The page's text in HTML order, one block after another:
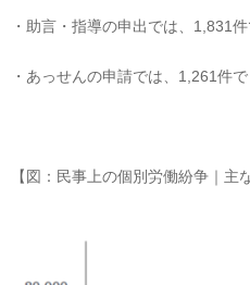
・助言・指導の申出では、1,831
・あっせんの申請では、1,261件
【図：民事上の個別労働紛争｜